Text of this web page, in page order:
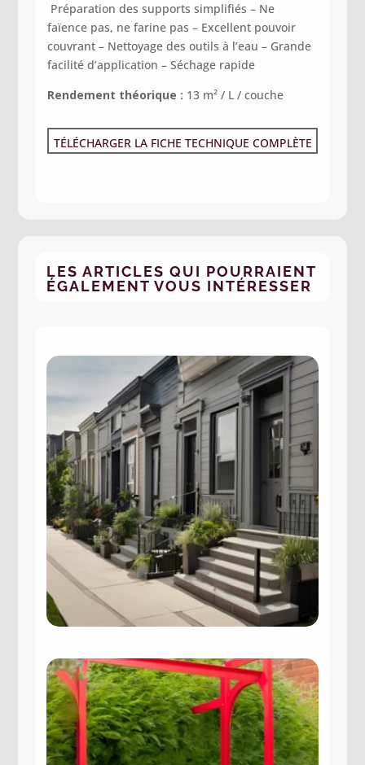
Préparation des supports simplifiés – Ne
faïence pas, ne farine pas – Excellent pouvoir
couvrant – Nettoyage des outils à l’eau – Grande
facilité d’application – Séchage rapide
Rendement théorique : 13 m² / L / couche
TÉLÉCHARGER LA FICHE TECHNIQUE COMPLÈTE
LES ARTICLES QUI POURRAIENT
ÉGALEMENT VOUS INTÉRESSER